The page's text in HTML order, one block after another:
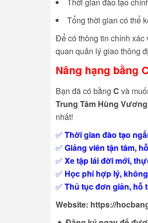
Tổng thời gian có thể
Để có thông tin chính xác
quan quản lý giao thông
Nâng hạng bằng
Bạn đã có bằng C và
Trung Tâm Hùng Vương
nhất!
✅ Thời gian đào tạo
✅ Giảng viên tận tâm,
✅ Xe tập lái đời mới,
✅ Học phí hợp lý,
✅ Thủ tục đơn giản, hỗ
Website: https://